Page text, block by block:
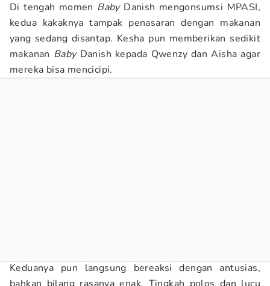
Di tengah momen BabyDanish mengonsumsi MPASI,
kedua kakaknya tampak penasaran dengan makanan
yang sedang disantap. Kesha pun memberikan sedikit
makanan BabyDanish kepada Qwenzy dan Aisha agar
mereka bisa mencicipi.
Keduanya pun langsung bereaksi dengan antusias,